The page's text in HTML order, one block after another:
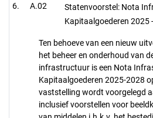
A.02
Statenvoorstel: Nota
Kapitaalgoederen 2025
Ten behoeve van een nieuw
het beheer en onderhoud van
infrastructuur is een Nota
Kapitaalgoederen 2025-2028
vaststelling wordt voorgelegd
inclusief voorstellen voor